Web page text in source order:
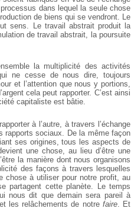
dans lequel la seule chose
de biens qui se vendront. Le
sens. Le travail abstrait produit la
de travail abstrait, la poursuite
la multiplicité des activités
ne cesse de nous dire, toujours
et l’attention que nous y portions,
cela peut rapporter. C’est ainsi
capitaliste est bâtie.
à l’autre, à travers l’échange
rapports sociaux. De la même façon
ses origines, tous les aspects de
une chose, au lieu d’être une
la manière dont nous organisons
des façons à travers lesquelles
chose à utiliser pour notre profit, au
partagent cette planète. Le temps
nous dit que demain sera pareil à
les relâchements de notre faire. Et